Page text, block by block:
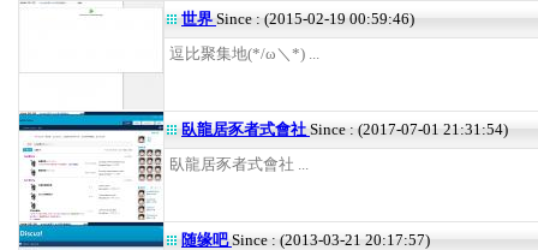
世界Since : (2015-02-19 00:59:46)
逗比聚集地(*/ω＼*) ...
臥龍居豕者式會社Since : (2017-07-01 21:31:54)
臥龍居豕者式會社 ...
随缘吧Since : (2013-03-21 20:17:57)